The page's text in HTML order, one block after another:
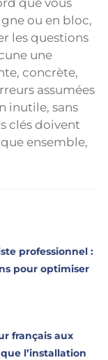
ou en bloc,
les questions
une
concrète,
assumées
inutile, sans
clés doivent
ensemble,
professionnel :
pour optimiser
français aux
l’installation